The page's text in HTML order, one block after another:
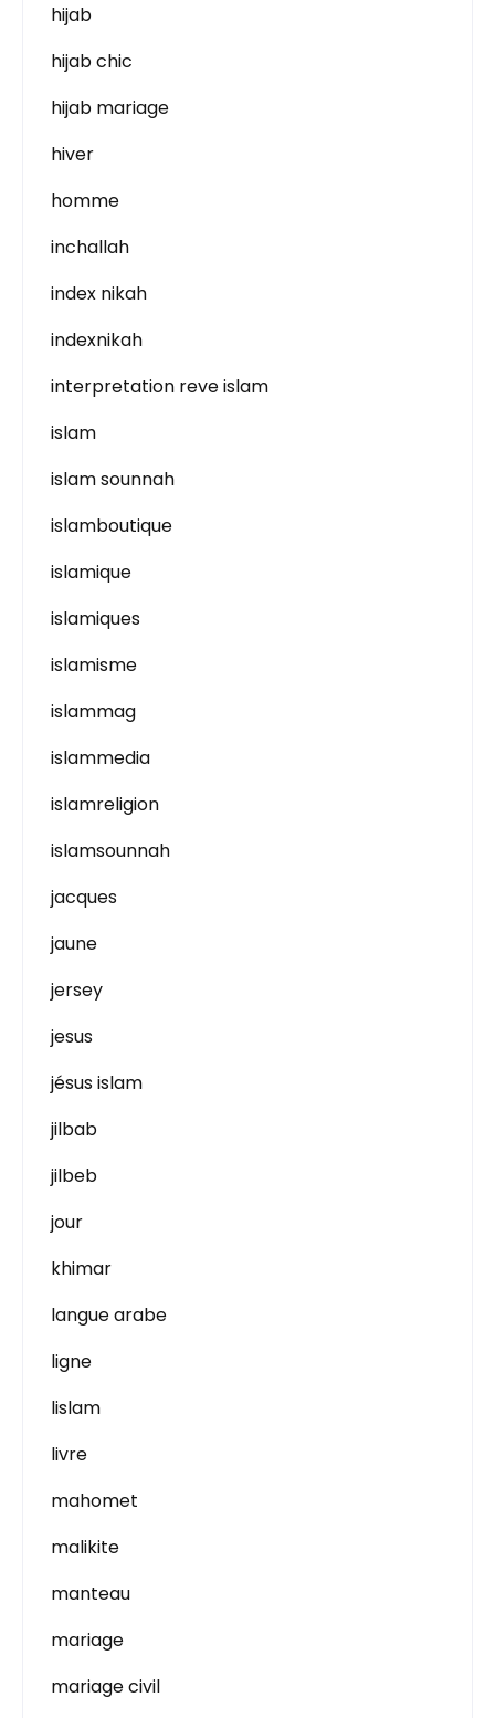
hijab
hijab chic
hijab mariage
hiver
homme
inchallah
index nikah
indexnikah
interpretation reve islam
islam
islam sounnah
islamboutique
islamique
islamiques
islamisme
islammag
islammedia
islamreligion
islamsounnah
jacques
jaune
jersey
jesus
jésus islam
jilbab
jilbeb
jour
khimar
langue arabe
ligne
lislam
livre
mahomet
malikite
manteau
mariage
mariage civil